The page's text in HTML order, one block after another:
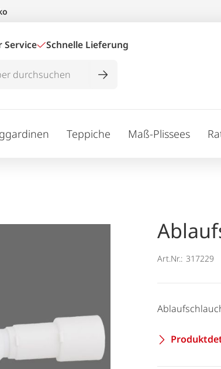
Service Schnelle Lieferung
Teppiche Maß-Plissees
Art.Nr.: 317229